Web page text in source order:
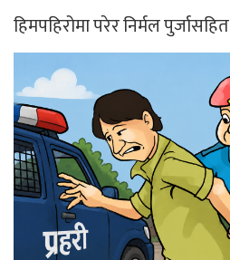
हिमपहिरोमा परेर निर्मल पुर्जासहित